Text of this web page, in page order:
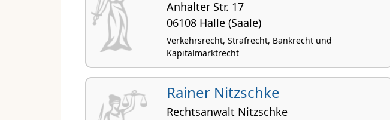
Anhalter Str. 17
06108 Halle (Saale)
Verkehrsrecht, Strafrecht, Bankrecht und
Kapitalmarktrecht
Rainer Nitzschke
Rechtsanwalt Nitzschke